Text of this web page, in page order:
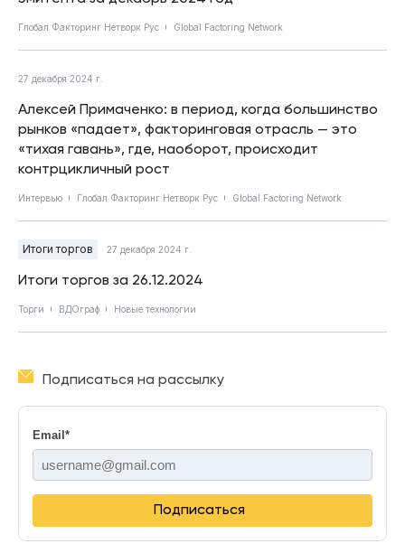
Глобал Факторинг Нетворк Рус Global Factoring Network
27 декабря 2024 г.
Алексей Примаченко: в период, когда большинство
рынков «падает», факторинговая отрасль — это
«тихая гавань», где, наоборот, происходит
контрцикличный рост
Интервью Глобал Факторинг Нетворк Рус Global Factoring Network
Итоги торгов 27 декабря 2024 г.
Итоги торгов за 26.12.2024
Торги ВДОграф Новые технологии
Подписаться на рассылку
Email *
Подписаться